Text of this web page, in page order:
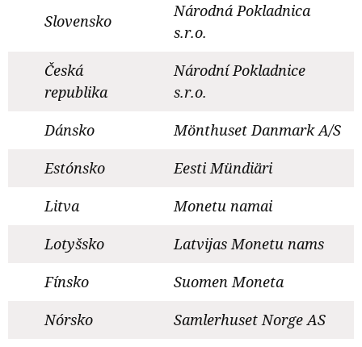
Slovensko
Národná Pokladnica
s.r.o.
Česká
republika
Národní Pokladnice
s.r.o.
Dánsko
Mönthuset Danmark A/S
Estónsko
Eesti Mündiäri
Litva
Monetu namai
Lotyšsko
Latvijas Monetu nams
Fínsko
Suomen Moneta
Nórsko
Samlerhuset Norge AS